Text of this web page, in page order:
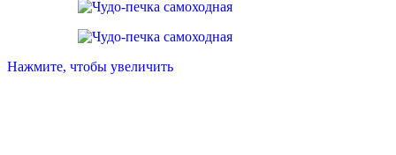
Нажмите, чтобы увеличить